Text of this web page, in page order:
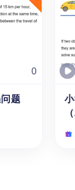
绕两人或多
学问题。在
目中的条
过逻辑推理
实际紧密相
更好地理解
识。
0
题
题